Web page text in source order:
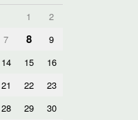
1
2
7 8
9
14 15
16
21 22
23
28 29
30